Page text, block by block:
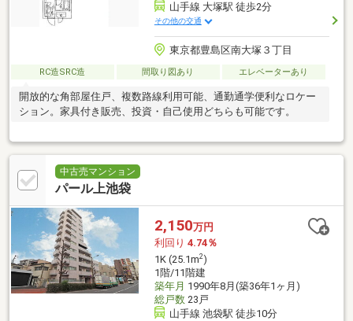
山手線 大塚駅 徒歩2分
その他の交通
東京都豊島区南大塚３丁目
RC造SRC造 間取り図あり エレベーターあり
開放的な角部屋住戸、複数路線利用可能、通勤通学便利なロケー
ション。家具付き販売、投資・自己使用どちらも可能です。
中古売マンション
パール上池袋
2,150万円
利回り 4.74％
1K (25.1m2)
1階/11階建
築年月 1990年8月(築36年1ヶ月)
総戸数23戸
山手線 池袋駅 徒歩10分